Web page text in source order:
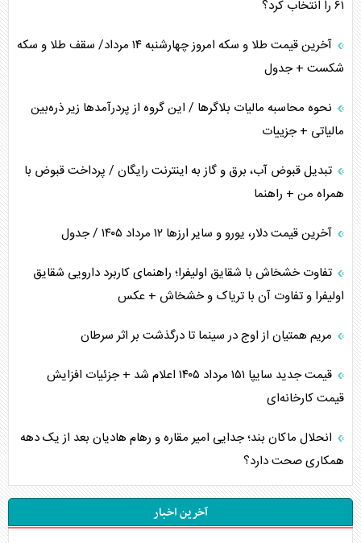
۶۱ را انتخاب کرد؟
آخرین قیمت طلا و سکه امروز چهارشنبه ۱۴ مرداد/ سقف طلا و سکه
شکست + جدول
نحوه محاسبه مالیات بلاگر‌ها / این گروه از پردرآمد‌ها زیر ذره‌بین
مالیاتی + جزییات
تبدیل قبوض آب، برق و گاز به اینترنت رایگان / پرداخت قبوض با
همراه من + راهنما
آخرین قیمت دلار، یورو و سایر ارز‌ها ۱۲ مرداد ۱۴۰۵ / جدول
تفاوت خشخاش با شقایق اولیفرا؛ راهنمای کاربرد دارویی شقایق
اولیفرا و تفاوت آن با تریاک و خشخاش + عکس
مریم همتیان از اوج در سینما تا درگذشت بر اثر سرطان
قیمت جدید سایپا ۱۵۱ مرداد ۱۴۰۵ اعلام شد + جزئیات افزایش
قیمت کارخانه‌ای
انحلال ماکان بند؛ جدایی امیر مقاره و رهام هادیان بعد از یک دهه
همکاری صحت دارد؟
آخرین اخبار